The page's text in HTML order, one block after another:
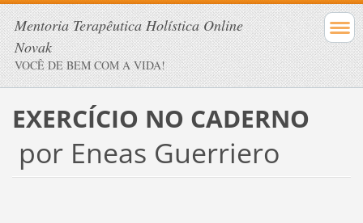
Mentoria Terapêutica Holística Online
Novak
VOCÊ DE BEM COM A VIDA!
EXERCÍCIO NO CADERNO
por Eneas Guerriero